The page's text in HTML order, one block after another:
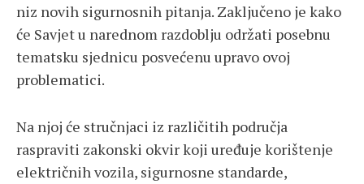
niz novih sigurnosnih pitanja. Zaključeno je kako
će Savjet u narednom razdoblju održati posebnu
tematsku sjednicu posvećenu upravo ovoj
problematici.
Na njoj će stručnjaci iz različitih područja
raspraviti zakonski okvir koji uređuje korištenje
električnih vozila, sigurnosne standarde,